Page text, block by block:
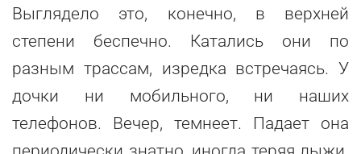
Выглядело это, конечно, в верхней
степени беспечно. Катались они по
разным трассам, изредка встречаясь. У
дочки ни мобильного, ни наших
телефонов. Вечер, темнеет. Падает она